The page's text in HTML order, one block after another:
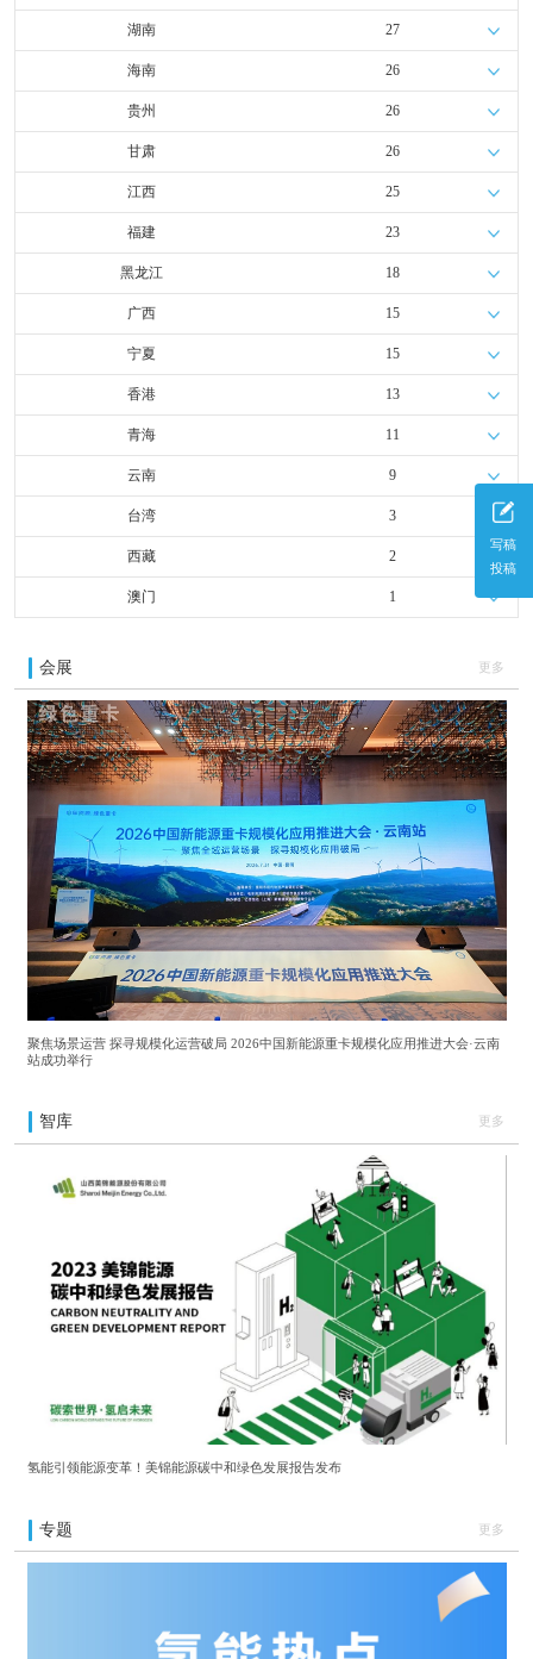
写稿
投稿
湖南 27
海南 26
贵州 26
甘肃 26
江西 25
福建 23
黑龙江 18
广西 15
宁夏 15
香港 13
青海 11
云南 9
台湾 3
西藏 2
澳门 1
会展 更多
聚焦场景运营 探寻规模化运营破局 2026中国新能源重卡规模化应用推进大会·云南
站成功举行
智库 更多
氢能引领能源变革！美锦能源碳中和绿色发展报告发布
专题 更多